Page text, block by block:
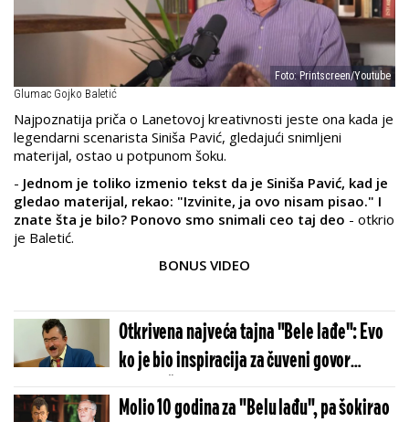
Foto: Printscreen/Youtube
Glumac Gojko Baletić
Najpoznatija priča o Lanetovoj kreativnosti jeste ona kada je
legendarni scenarista Siniša Pavić, gledajući snimljeni
materijal, ostao u potpunom šoku.
- Jednom je toliko izmenio tekst da je Siniša Pavić, kad je
gledao materijal, rekao: "Izvinite, ja ovo nisam pisao." I
znate šta je bilo? Ponovo smo snimali ceo taj deo - otkrio
je Baletić.
BONUS VIDEO
Otkrivena najveća tajna "Bele lađe": Evo
ko je bio inspiracija za čuveni govor
Srećka Šojića
Molio 10 godina za "Belu lađu", pa šokirao